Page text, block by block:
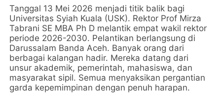
Tanggal 13 Mei 2026 menjadi titik balik bagi
Universitas Syiah Kuala (USK). Rektor Prof Mirza
Tabrani SE MBA Ph D melantik empat wakil rektor
periode 2026-2030. Pelantikan berlangsung di
Darussalam Banda Aceh. Banyak orang dari
berbagai kalangan hadir. Mereka datang dari
unsur akademik, pemerintah, mahasiswa, dan
masyarakat sipil. Semua menyaksikan pergantian
garda kepemimpinan dengan penuh harapan.